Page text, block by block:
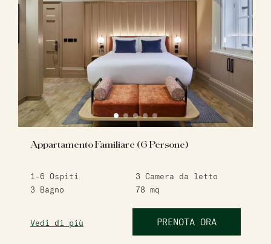
Appartamento Familiare (6 Persone)
1-6 Ospiti 3 Camera da letto
3 Bagno 78 mq
Vedi di più PRENOTA ORA